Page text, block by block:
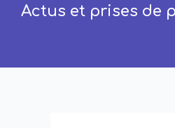
Actus et prises de